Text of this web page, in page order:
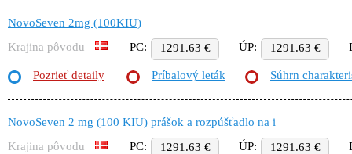
NovoSeven 2mg (100KIU)
Krajina pôvodu
PC: 1291.63 € ÚP: 1291.63 €
Pozrieť detaily Príbalový leták Súhrn
NovoSeven 2 mg (100 KIU) prášok a rozpúšťadlo na i
Krajina pôvodu
PC: 1291.63 € ÚP: 1291.63 €